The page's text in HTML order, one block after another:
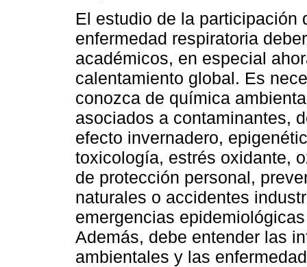
El estudio de la participación
enfermedad respiratoria
académicos, en especial
calentamiento global. Es
conozca de química
asociados a contaminantes,
efecto invernadero,
toxicología, estrés oxidante,
de protección personal,
naturales o accidentes
emergencias
Además, debe entender las
ambientales y las